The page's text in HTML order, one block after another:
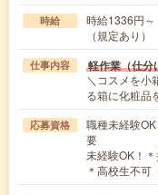
時給
時給1336円
（規定あり）
仕事内容 軽作業（仕分
＼コスメを小
る箱に化粧品
応募資格
職種未経験
要
未経験OK！
＊高校生不